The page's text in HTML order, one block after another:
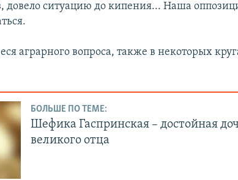
довело ситуацию до кипения... Наша
аграрного вопроса, также в некоторых
БОЛЬШЕ ПО ТЕМЕ:
Шефика Гаспринская – достойная
великого отца